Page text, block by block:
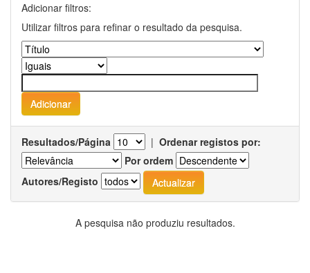
Adicionar filtros:
Utilizar filtros para refinar o resultado da pesquisa.
Resultados/Página | Ordenar registos por:
Por ordem
Autores/Registo
A pesquisa não produziu resultados.